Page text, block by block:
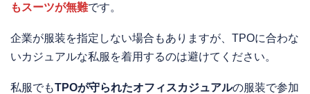
もスーツが無難です。
企業が服装を指定しない場合もありますが、TPOに合わな
いカジュアルな私服を着用するのは避けてください。
私服でもTPOが守られたオフィスカジュアルの服装で参加